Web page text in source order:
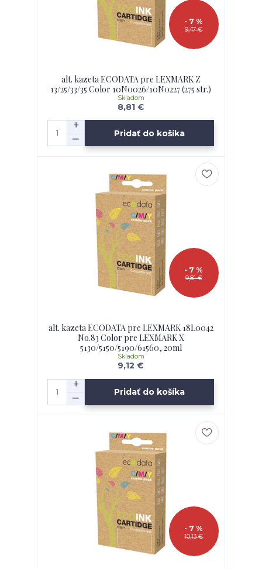
9,47 €
- 7 %
alt. kazeta ECODATA pre LEXMARK Z
13/25/33/35 Color 10N0026/10N0227 (275 str.)
8,81 €
Skladom
Pridať do košíka
9,81 €
- 7 %
alt. kazeta ECODATA pre LEXMARK 18L0042
No.83 Color pre LEXMARK X
5130/5150/5190/61560, 20ml
9,12 €
Skladom
Pridať do košíka
10,13 €
- 7 %